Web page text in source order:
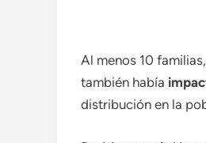
Al menos 10
también había
distribución en la